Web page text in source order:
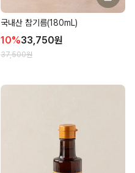
국내산 참기름(180mL)
10%33,750원
37,500원